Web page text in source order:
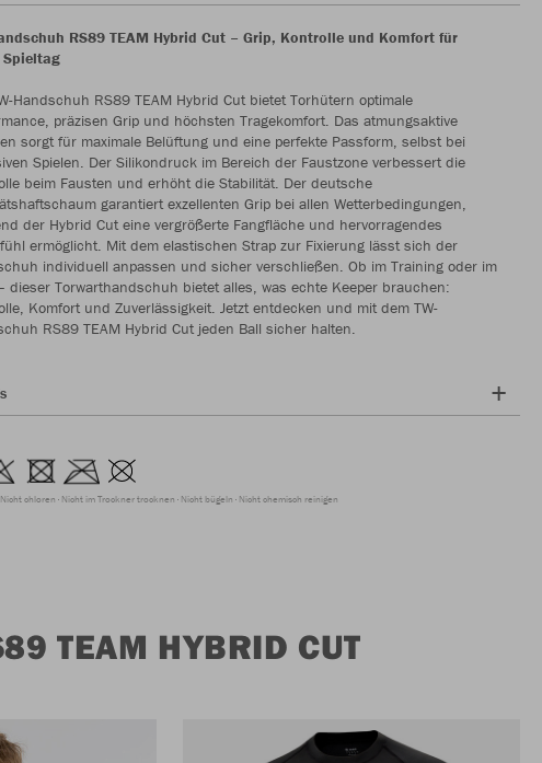
RS89 TEAM Hybrid Cut – Grip, Kontrolle und Komfort für
Spieltag
Handschuh RS89 TEAM Hybrid Cut bietet Torhütern optimale
präzisen Grip und höchsten Tragekomfort. Das atmungsaktive
sorgt für maximale Belüftung und eine perfekte Passform, selbst bei
Spielen. Der Silikondruck im Bereich der Faustzone verbessert die
beim Fausten und erhöht die Stabilität. Der deutsche
garantiert exzellenten Grip bei allen Wetterbedingungen,
der Hybrid Cut eine vergrößerte Fangfläche und hervorragendes
ermöglicht. Mit dem elastischen Strap zur Fixierung lässt sich der
individuell anpassen und sicher verschließen. Ob im Training oder im
dieser Torwarthandschuh bietet alles, was echte Keeper brauchen:
Komfort und Zuverlässigkeit. Jetzt entdecken und mit dem TW-
RS89 TEAM Hybrid Cut jeden Ball sicher halten.
Nicht chloren Nicht im Trockner trocknen Nicht bügeln Nicht chemisch reinigen
TEAM HYBRID CUT